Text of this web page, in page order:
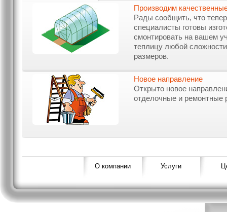
Производим
Рады сообщить, что
специалисты готовы
смонтировать на вашем
теплицу любой
размеров.
Новое направление
Открыто новое
отделочные и ремонтные
О компании Услуги